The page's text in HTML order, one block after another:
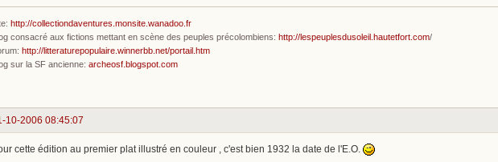
http://collectiondaventures.monsite.wanadoo.fr
consacré aux fictions mettant en scène des peuples précolombiens: http://lespeuplesdusoleil.hautetfort.com/
http://litteraturepopulaire.winnerbb.net/portail.htm
sur la SF ancienne: archeosf.blogspot.com
10-2006 08:45:07
cette édition au premier plat illustré en couleur , c'est bien 1932 la date de l'E.O.